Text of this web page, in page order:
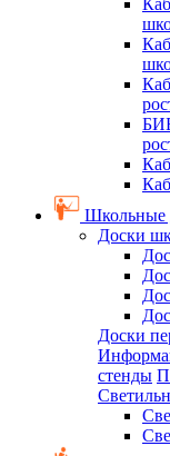
Школьные
Доски
Доски
стенды